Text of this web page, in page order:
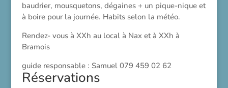
baudrier, mousquetons, dégaines + un pique-nique et
à boire pour la journée. Habits selon la météo.
Rendez- vous à XXh au local à Nax et à XXh à
Bramois
guide responsable : Samuel 079 459 02 62
Réservations